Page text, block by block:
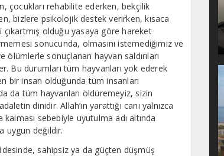
çocukları rehabilite ederken, bekçilik
bizlere psikolojik destek verirken, kısaca
olduğu yasaya göre hareket
sonucunda, olmasını istemediğimiz ve
sonuçlanan hayvan saldırıları
Bu durumları tüm hayvanları yok ederek
bir insan olduğunda tüm insanları
da tüm hayvanları öldüremeyiz, sizin
dinidir. Allah’ın yarattığı canı yalnızca
sebebiyle uyutulma adı altında
uygun değildir.
sahipsiz ya da güçten düşmüş